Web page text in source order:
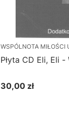
WSPÓLNOTA MIŁOŚCI
Płyta CD Eli, Eli
Cena
30,00 zł